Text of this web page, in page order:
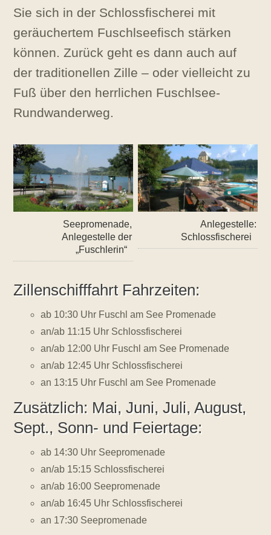
Sie sich in der Schlossfischerei mit
geräuchertem Fuschlseefisch stärken
können. Zurück geht es dann auch auf
der traditionellen Zille – oder vielleicht zu
Fuß über den herrlichen Fuschlsee-
Rundwanderweg.
Seepromenade,
Anlegestelle der
„Fuschlerin“
Anlegestelle:
Schlossfischerei
Zillenschifffahrt Fahrzeiten:
ab 10:30 Uhr Fuschl am See Promenade
an/ab 11:15 Uhr Schlossfischerei
an/ab 12:00 Uhr Fuschl am See Promenade
an/ab 12:45 Uhr Schlossfischerei
an 13:15 Uhr Fuschl am See Promenade
Zusätzlich: Mai, Juni, Juli, August,
Sept., Sonn- und Feiertage:
ab 14:30 Uhr Seepromenade
an/ab 15:15 Schlossfischerei
an/ab 16:00 Seepromenade
an/ab 16:45 Uhr Schlossfischerei
an 17:30 Seepromenade